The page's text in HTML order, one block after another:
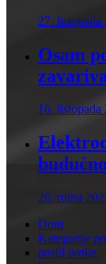
27. listopada
Osam
16. listopada
26. rujna
Dom
Kategorije
profil tvrtke